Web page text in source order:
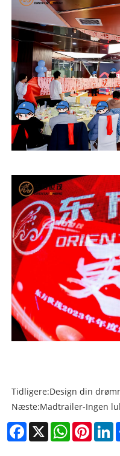
Tidligere:Design din
Næste:Madtrailer-Ingen
Facebook
X WhatsApp